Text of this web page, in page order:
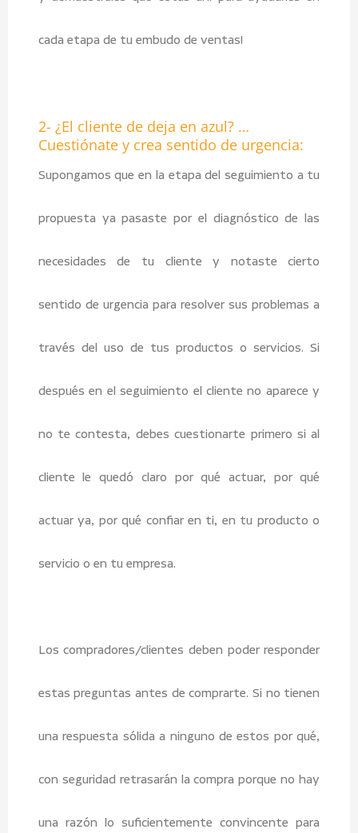
cada etapa de tu embudo de ventas!
2- ¿El cliente de deja en azul? …
Cuestiónate y crea sentido de urgencia:
Supongamos que en la etapa del seguimiento a tu
propuesta ya pasaste por el diagnóstico de las
necesidades de tu cliente y notaste cierto
sentido de urgencia para resolver sus problemas a
través del uso de tus productos o servicios. Si
después en el seguimiento el cliente no aparece y
no te contesta, debes cuestionarte primero si al
cliente le quedó claro por qué actuar, por qué
actuar ya, por qué confiar en ti, en tu producto o
servicio o en tu empresa.
Los compradores/clientes deben poder responder
estas preguntas antes de comprarte. Si no tienen
una respuesta sólida a ninguno de estos por qué,
con seguridad retrasarán la compra porque no hay
una razón lo suficientemente convincente para